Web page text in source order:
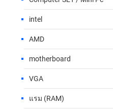
intel
AMD
motherboard
VGA
แรม (RAM)